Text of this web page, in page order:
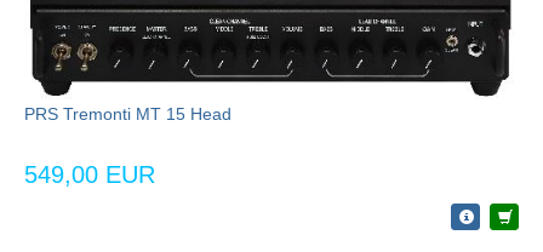
PRS Tremonti MT 15 Head
549,00 EUR